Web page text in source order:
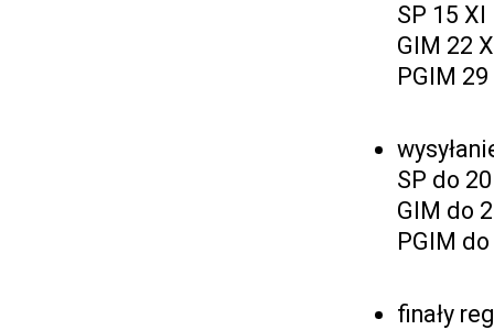
SP 15 XI
GIM 22
PGIM
SP do
GIM do
PGIM
finały